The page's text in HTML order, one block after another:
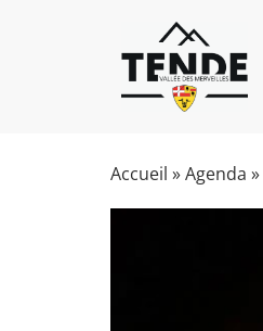
Accueil »Agenda »